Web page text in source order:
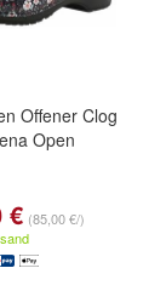
Offener Clog
Open
€ (85,00 €/)